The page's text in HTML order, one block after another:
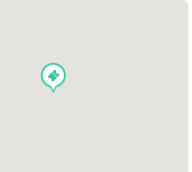
events